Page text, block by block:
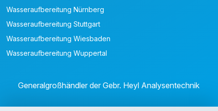
Wasseraufbereitung Nürnberg
Wasseraufbereitung Stuttgart
Wasseraufbereitung Wiesbaden
Wasseraufbereitung Wuppertal
Generalgroßhändler der Gebr. Heyl Analysentechnik